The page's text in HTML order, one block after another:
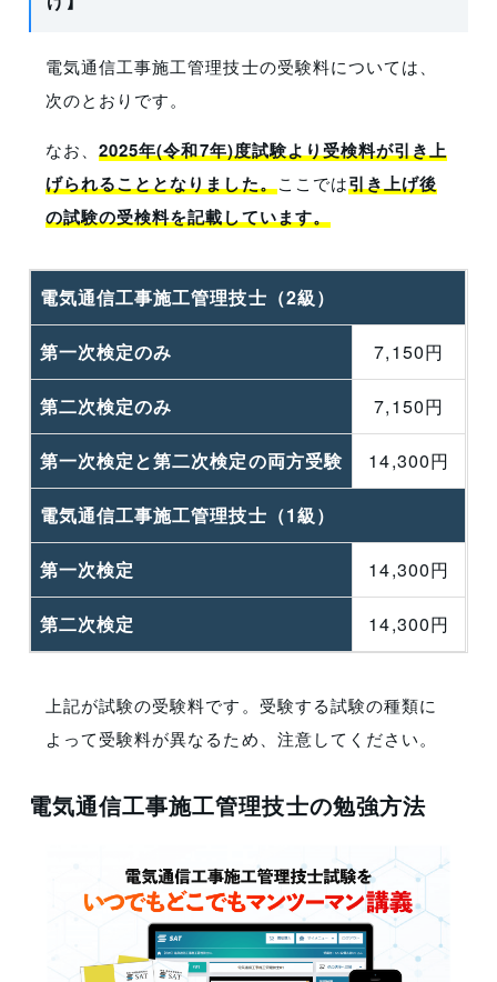
電気通信工事施工管理技士の受験料については、
次のとおりです。
なお、2025年(令和7年)度試験より受検料が引き上
げられることとなりました。ここでは引き上げ後
の試験の受検料を記載しています。
電気通信工事施工管理技士（2級）
第一次検定のみ 7,150円
第二次検定のみ 7,150円
第一次検定と第二次検定の両方受験 14,300円
電気通信工事施工管理技士（1級）
第一次検定 14,300円
第二次検定 14,300円
上記が試験の受験料です。受験する試験の種類に
よって受験料が異なるため、注意してください。
電気通信工事施工管理技士の勉強方法